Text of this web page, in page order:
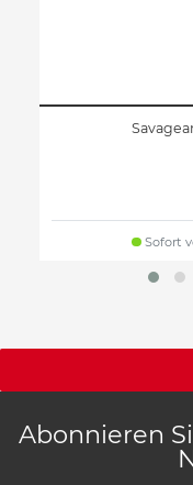
Sofort
Abonnieren